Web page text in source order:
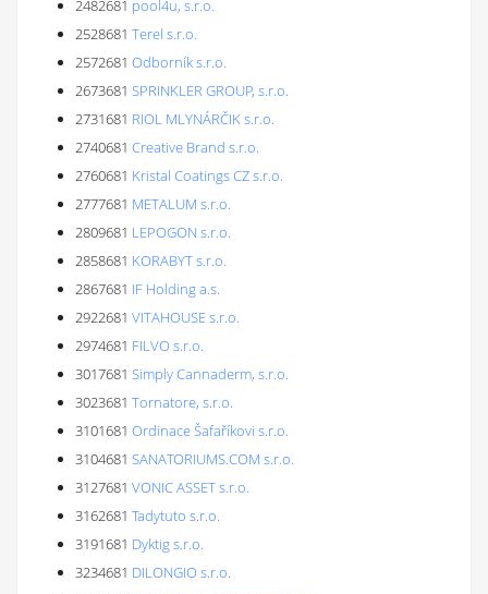
2482681 pool4u, s.r.o.
2528681 Terel s.r.o.
2572681 Odborník s.r.o.
2673681 SPRINKLER GROUP, s.r.o.
2731681 RIOL MLYNÁRČIK s.r.o.
2740681 Creative Brand s.r.o.
2760681 Kristal Coatings CZ s.r.o.
2777681 METALUM s.r.o.
2809681 LEPOGON s.r.o.
2858681 KORABYT s.r.o.
2867681 IF Holding a.s.
2922681 VITAHOUSE s.r.o.
2974681 FILVO s.r.o.
3017681 Simply Cannaderm, s.r.o.
3023681 Tornatore, s.r.o.
3101681 Ordinace Šafaříkovi s.r.o.
3104681 SANATORIUMS.COM s.r.o.
3127681 VONIC ASSET s.r.o.
3162681 Tadytuto s.r.o.
3191681 Dyktig s.r.o.
3234681 DILONGIO s.r.o.